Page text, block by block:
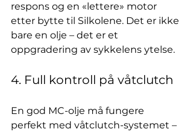
respons og en «lettere» motor
etter bytte til Silkolene. Det er ikke
bare en olje – det er et
oppgradering av sykkelens ytelse.
4. Full kontroll på våtclutch
En god MC-olje må fungere
perfekt med våtclutch-systemet –